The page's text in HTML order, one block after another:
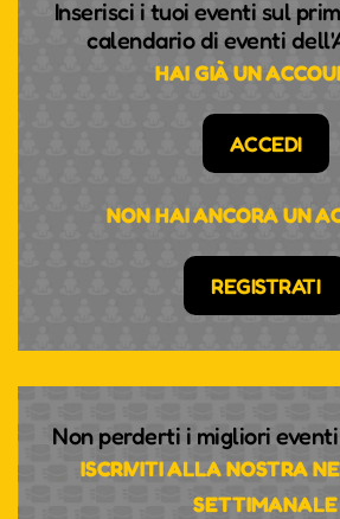
Inserisci i tuoi eventi sul
calendario di eventi
HAI GIÀ UN
ACCEDI
NON HAI ANCORA UN
REGISTRATI
Non perderti i migliori
ISCRIVITI ALLA NOSTRA
SETTIMANALE